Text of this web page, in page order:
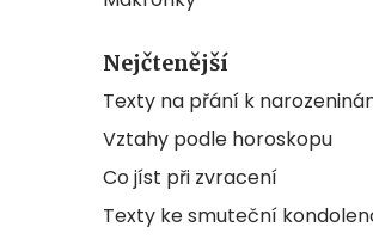
Nejčtenější
Texty na přání k
Vztahy podle horoskopu
Co jíst při zvracení
Texty ke smuteční